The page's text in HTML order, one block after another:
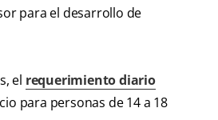
para el desarrollo de
el requerimiento diario
para personas de 14 a 18